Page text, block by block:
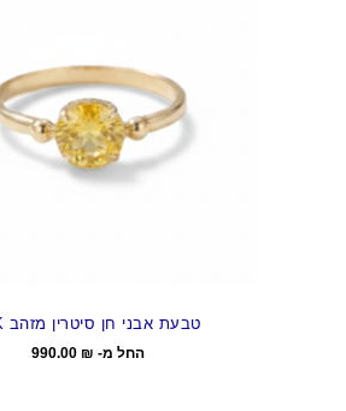
טבעת אבני חן סיטרין מזהב 14K
החל מ- 990.00 ₪